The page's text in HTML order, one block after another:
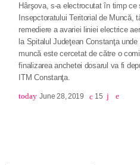
Hârşova, s-a electrocutat în timp
Insepctoratului Teritorial de Muncă,
remediere a avariei liniei electrice
la Spitalul Judeţean Constanţa
muncă este cercetat de către o
finalizarea anchetei dosarul va fi
ITM Constanţa.
today June 28, 2019 15